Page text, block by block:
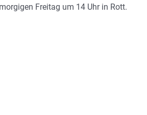
Freitag um 14 Uhr in Rott.